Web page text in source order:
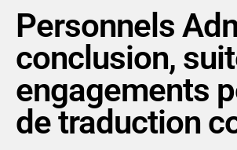
Personnels
conclusion,
engagements
de traduction